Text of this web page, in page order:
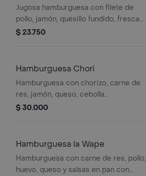
Jugosa hamburguesa con filete de
pollo, jamón, quesillo fundido, frescas
verduras y salsas.
$ 23.750
Hamburguesa Chori
Hamburguesa con chorizo, carne de
res, jamón, queso, cebolla
caramelizada y salsas.
$ 30.000
Hamburguesa la Wape
Hamburguesa con carne de res, pollo,
huevo, queso y salsas en pan con